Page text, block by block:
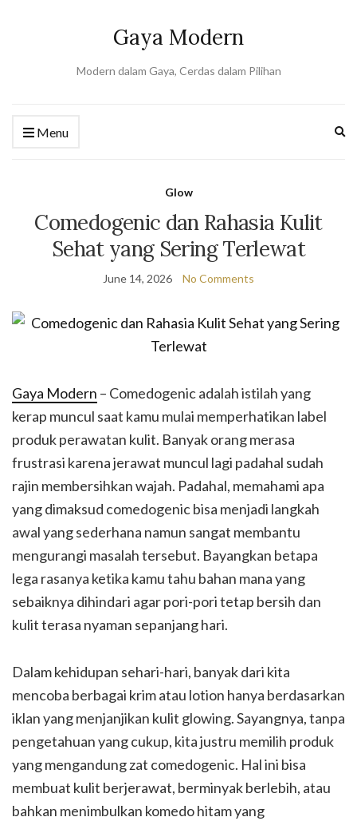
Gaya Modern
Modern dalam Gaya, Cerdas dalam Pilihan
Menu
Glow
Comedogenic dan Rahasia Kulit
Sehat yang Sering Terlewat
June 14, 2026 No Comments
Gaya Modern – Comedogenic adalah istilah yang
kerap muncul saat kamu mulai memperhatikan label
produk perawatan kulit. Banyak orang merasa
frustrasi karena jerawat muncul lagi padahal sudah
rajin membersihkan wajah. Padahal, memahami apa
yang dimaksud comedogenic bisa menjadi langkah
awal yang sederhana namun sangat membantu
mengurangi masalah tersebut. Bayangkan betapa
lega rasanya ketika kamu tahu bahan mana yang
sebaiknya dihindari agar pori-pori tetap bersih dan
kulit terasa nyaman sepanjang hari.
Dalam kehidupan sehari-hari, banyak dari kita
mencoba berbagai krim atau lotion hanya berdasarkan
iklan yang menjanjikan kulit glowing. Sayangnya, tanpa
pengetahuan yang cukup, kita justru memilih produk
yang mengandung zat comedogenic. Hal ini bisa
membuat kulit berjerawat, berminyak berlebih, atau
bahkan menimbulkan komedo hitam yang